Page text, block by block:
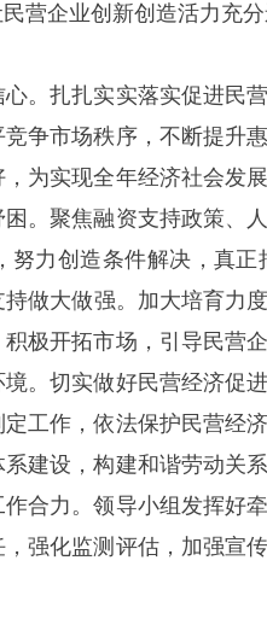
营企业创新创造活力充分
。扎扎实实落实促进民
争市场秩序，不断提升惠
为实现全年经济社会发展
。聚焦融资支持政策、
力创造条件解决，真正
做大做强。加大培育力
极开拓市场，引导民营
。切实做好民营经济促
工作，依法保护民营经
建设，构建和谐劳动关
合力。领导小组发挥好
强化监测评估，加强宣